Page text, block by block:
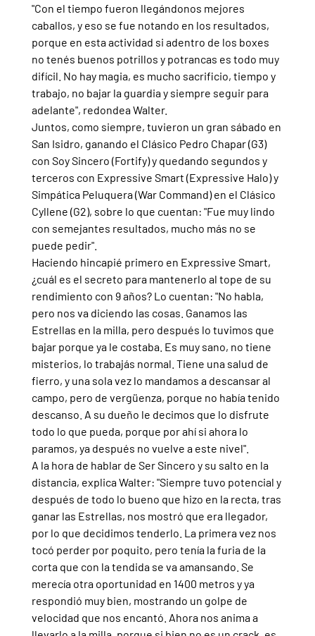
"Con el tiempo fueron llegándonos mejores
caballos, y eso se fue notando en los resultados,
porque en esta actividad si adentro de los boxes
no tenés buenos potrillos y potrancas es todo muy
difícil. No hay magia, es mucho sacrificio, tiempo y
trabajo, no bajar la guardia y siempre seguir para
adelante", redondea Walter.
Juntos, como siempre, tuvieron un gran sábado en
San Isidro, ganando el Clásico Pedro Chapar (G3)
con Soy Sincero (Fortify) y quedando segundos y
terceros con Expressive Smart (Expressive Halo) y
Simpática Peluquera (War Command) en el Clásico
Cyllene (G2), sobre lo que cuentan: "Fue muy lindo
con semejantes resultados, mucho más no se
puede pedir".
Haciendo hincapié primero en Expressive Smart,
¿cuál es el secreto para mantenerlo al tope de su
rendimiento con 9 años? Lo cuentan: "No habla,
pero nos va diciendo las cosas. Ganamos las
Estrellas en la milla, pero después lo tuvimos que
bajar porque ya le costaba. Es muy sano, no tiene
misterios, lo trabajás normal. Tiene una salud de
fierro, y una sola vez lo mandamos a descansar al
campo, pero de vergüenza, porque no había tenido
descanso. A su dueño le decimos que lo disfrute
todo lo que pueda, porque por ahí si ahora lo
paramos, ya después no vuelve a este nivel".
A la hora de hablar de Ser Sincero y su salto en la
distancia, explica Walter: "Siempre tuvo potencial y
después de todo lo bueno que hizo en la recta, tras
ganar las Estrellas, nos mostró que era llegador,
por lo que decidimos tenderlo. La primera vez nos
tocó perder por poquito, pero tenía la furia de la
corta que con la tendida se va amansando. Se
merecía otra oportunidad en 1400 metros y ya
respondió muy bien, mostrando un golpe de
velocidad que nos encantó. Ahora nos anima a